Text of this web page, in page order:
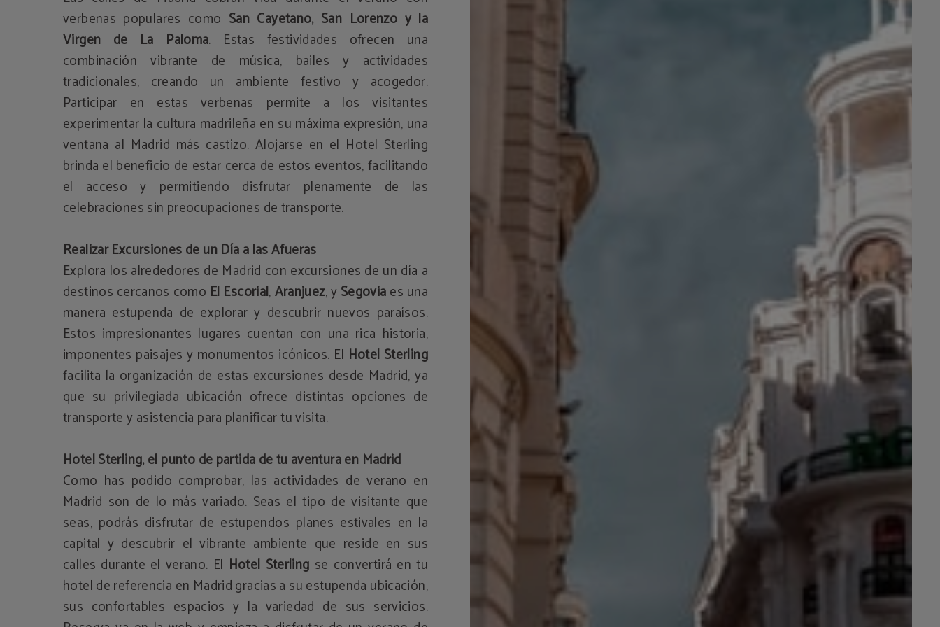
verbenas populares como San Cayetano, San Lorenzo y la
Virgen de La Paloma. Estas festividades ofrecen una
combinación vibrante de música, bailes y actividades
tradicionales, creando un ambiente festivo y acogedor.
Participar en estas verbenas permite a los visitantes
experimentar la cultura madrileña en su máxima expresión, una
ventana al Madrid más castizo. Alojarse en el Hotel Sterling
brinda el beneficio de estar cerca de estos eventos, facilitando
el acceso y permitiendo disfrutar plenamente de las
celebraciones sin preocupaciones de transporte.
Realizar Excursiones de un Día a las Afueras
Explora los alrededores de Madrid con excursiones de un día a
destinos cercanos comoEl Escorial,Aranjuez, ySegoviaes una
manera estupenda de explorar y descubrir nuevos paraísos.
Estos impresionantes lugares cuentan con una rica historia,
imponentes paisajes y monumentos icónicos. ElHotel Sterling
facilita la organización de estas excursiones desde Madrid, ya
que su privilegiada ubicación ofrece distintas opciones de
transporte y asistencia para planificar tu visita.
Hotel Sterling, el punto de partida de tu aventura en Madrid
Como has podido comprobar, las actividades de verano en
Madrid son de lo más variado. Seas el tipo de visitante que
seas, podrás disfrutar de estupendos planes estivales en la
capital y descubrir el vibrante ambiente que reside en sus
calles durante el verano. ElHotel Sterling se convertirá en tu
hotel de referencia en Madrid gracias a su estupenda ubicación,
sus confortables espacios y la variedad de sus servicios.